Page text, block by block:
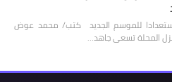
للموسم الجديد كتب/ محمد عوض
المحلة تسعى جاهد…